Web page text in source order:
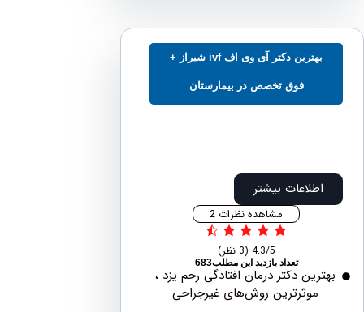
بهترین دکتر آی وی اف ivf شیراز +
فوق تخصص در بیمارستان
بیشتر
مشاهده نظرات 2
تعداد بازدید این مطلب683
دکتر درمان افتادگی رحم یزد ،
موثرترین روش‌های غیرجراحی